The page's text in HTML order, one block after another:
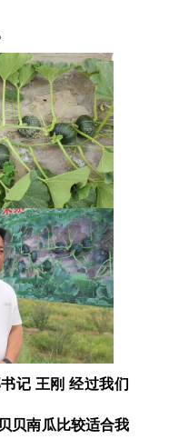
记 王刚 经过我们
贝南瓜比较适合我